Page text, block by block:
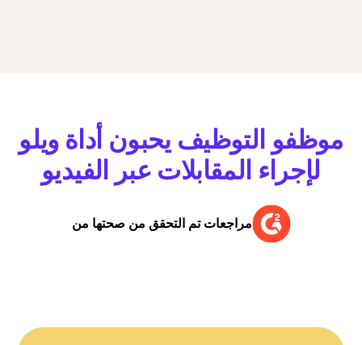
موظفو التوظيف يحبون أداة ويلو
لإجراء المقابلات عبر الفيديو
مراجعات تم التحقق من صحتها من